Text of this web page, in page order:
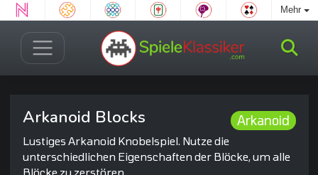
Mehr
Arkanoid
Arkanoid Blocks
Lustiges Arkanoid Knobelspiel. Nutze die
unterschiedlichen Eigenschaften der Blöcke, um alle
Blöcke zu zerstören.